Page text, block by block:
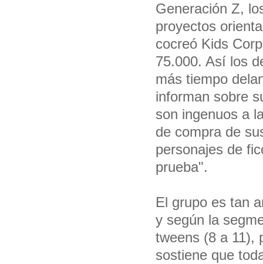
Generación Z,
proyectos
cocreó Kids
75.000. Así los
más tiempo
informan sobre
son ingenuos a
de compra de
personajes de
prueba".
El grupo es tan
y según la
tweens (8 a 11),
sostiene que